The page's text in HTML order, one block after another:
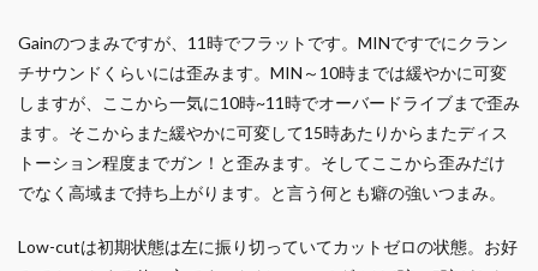
Gainのつまみですが、11時でフラットです。MINですでにクラン
チサウンドくらいには歪みます。MIN～10時までは緩やかに可変
しますが、ここから一気に10時~11時でオーバードライブまで歪み
ます。そこからまた緩やかに可変して15時あたりからまたディス
トーション程度までガン！と歪みます。そしてここから歪みだけ
でなく高域まで持ち上がります。と言う何とも癖の強いつまみ。
Low-cutは初期状態は左に振り切っていてカットゼロの状態。お好